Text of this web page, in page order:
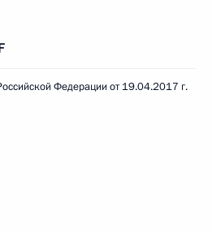
Федерации от 19.04.2017 г.